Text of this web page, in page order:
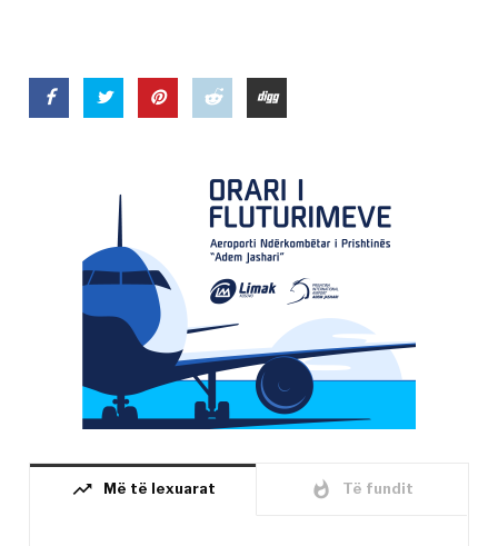
trending_up Më të lexuarat whatshot Të fundit